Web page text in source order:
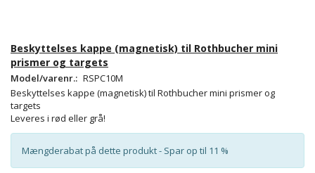
Beskyttelses kappe (magnetisk) til Rothbucher mini
prismer og targets
Model/varenr.: RSPC10M
Beskyttelses kappe (magnetisk) til Rothbucher mini prismer og
targets
Leveres i rød eller grå!
Mængderabat på dette produkt - Spar op til 11 %